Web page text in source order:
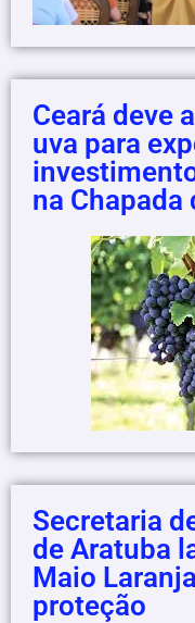
Ceará deve
uva para
na Chapada
Secretaria
de Aratuba
Maio
proteção